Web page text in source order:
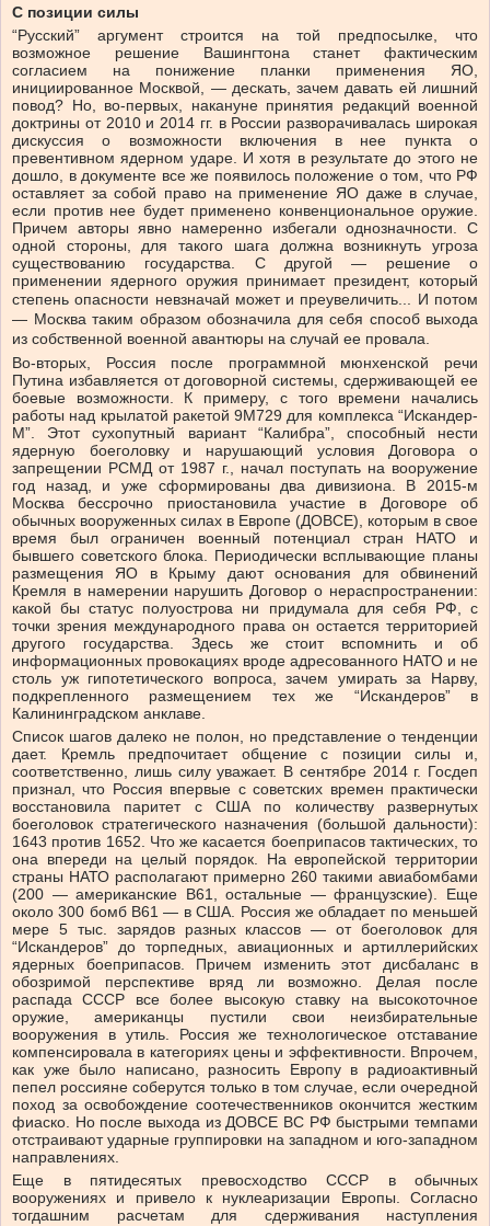
С позиции силы
“Русский” аргумент строится на той предпосылке, что
возможное решение Вашингтона станет фактическим
согласием на понижение планки применения ЯО,
инициированное Москвой, — дескать, зачем давать ей лишний
повод? Но, во-первых, накануне принятия редакций военной
доктрины от 2010 и 2014 гг. в России разворачивалась широкая
дискуссия о возможности включения в нее пункта о
превентивном ядерном ударе. И хотя в результате до этого не
дошло, в документе все же появилось положение о том, что РФ
оставляет за собой право на применение ЯО даже в случае,
если против нее будет применено конвенциональное оружие.
Причем авторы явно намеренно избегали однозначности. С
одной стороны, для такого шага должна возникнуть угроза
существованию государства. С другой — решение о
применении ядерного оружия принимает президент, который
степень опасности невзначай может и преувеличить... И потом
— Москва таким образом обозначила для себя способ выхода
из собственной военной авантюры на случай ее провала.
Во-вторых, Россия после программной мюнхенской речи
Путина избавляется от договорной системы, сдерживающей ее
боевые возможности. К примеру, с того времени начались
работы над крылатой ракетой 9М729 для комплекса “Искандер-
М”. Этот сухопутный вариант “Калибра”, способный нести
ядерную боеголовку и нарушающий условия Договора о
запрещении РСМД от 1987 г., начал поступать на вооружение
год назад, и уже сформированы два дивизиона. В 2015-м
Москва бессрочно приостановила участие в Договоре об
обычных вооруженных силах в Европе (ДОВСЕ), которым в свое
время был ограничен военный потенциал стран НАТО и
бывшего советского блока. Периодически всплывающие планы
размещения ЯО в Крыму дают основания для обвинений
Кремля в намерении нарушить Договор о нераспространении:
какой бы статус полуострова ни придумала для себя РФ, с
точки зрения международного права он остается территорией
другого государства. Здесь же стоит вспомнить и об
информационных провокациях вроде адресованного НАТО и не
столь уж гипотетического вопроса, зачем умирать за Нарву,
подкрепленного размещением тех же “Искандеров” в
Калининградском анклаве.
Список шагов далеко не полон, но представление о тенденции
дает. Кремль предпочитает общение с позиции силы и,
соответственно, лишь силу уважает. В сентябре 2014 г. Госдеп
признал, что Россия впервые с советских времен практически
восстановила паритет с США по количеству развернутых
боеголовок стратегического назначения (большой дальности):
1643 против 1652. Что же касается боеприпасов тактических, то
она впереди на целый порядок. На европейской территории
страны НАТО располагают примерно 260 такими авиабомбами
(200 — американские В61, остальные — французские). Еще
около 300 бомб В61 — в США. Россия же обладает по меньшей
мере 5 тыс. зарядов разных классов — от боеголовок для
“Искандеров” до торпедных, авиационных и артиллерийских
ядерных боеприпасов. Причем изменить этот дисбаланс в
обозримой перспективе вряд ли возможно. Делая после
распада СССР все более высокую ставку на высокоточное
оружие, американцы пустили свои неизбирательные
вооружения в утиль. Россия же технологическое отставание
компенсировала в категориях цены и эффективности. Впрочем,
как уже было написано, разносить Европу в радиоактивный
пепел россияне соберутся только в том случае, если очередной
поход за освобождение соотечественников окончится жестким
фиаско. Но после выхода из ДОВСЕ ВС РФ быстрыми темпами
отстраивают ударные группировки на западном и юго-западном
направлениях.
Еще в пятидесятых превосходство СССР в обычных
вооружениях и привело к нуклеаризации Европы. Согласно
тогдашним расчетам для сдерживания наступления